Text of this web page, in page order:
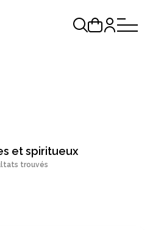
et spiritueux
trouvés